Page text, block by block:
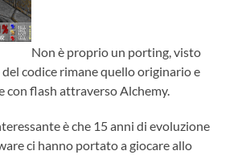
Non è proprio un porting, visto
codice rimane quello originario e
con flash attraverso Alchemy.
è che 15 anni di evoluzione
ci hanno portato a giocare allo